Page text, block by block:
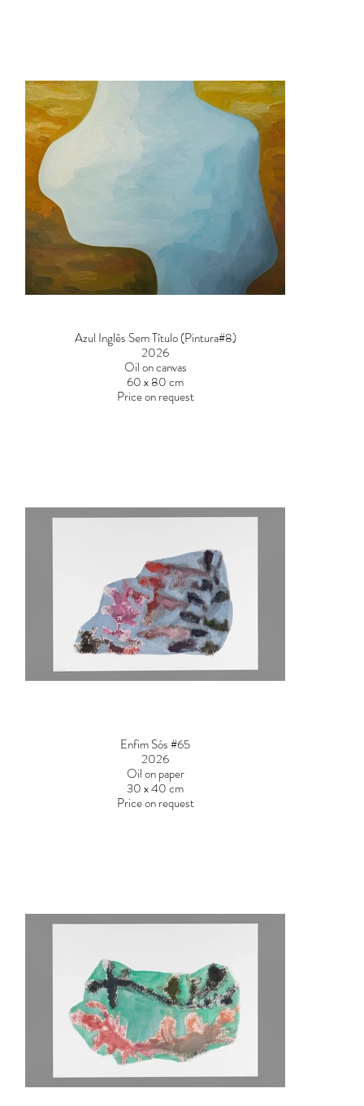
Azul Inglês Sem Título (Pintura#8)
2026
Oil on canvas
60 x 80 cm
Price on request
Enfim Sós #65
2026
Oil on paper
30 x 40 cm
Price on request